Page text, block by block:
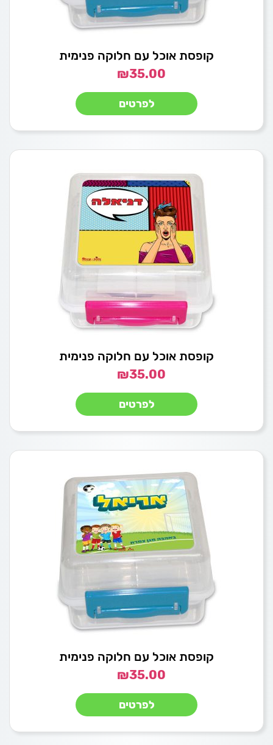
קופסת אוכל עם חלוקה פנימית
₪35.00
לפרטים
קופסת אוכל עם חלוקה פנימית
₪35.00
לפרטים
קופסת אוכל עם חלוקה פנימית
₪35.00
לפרטים